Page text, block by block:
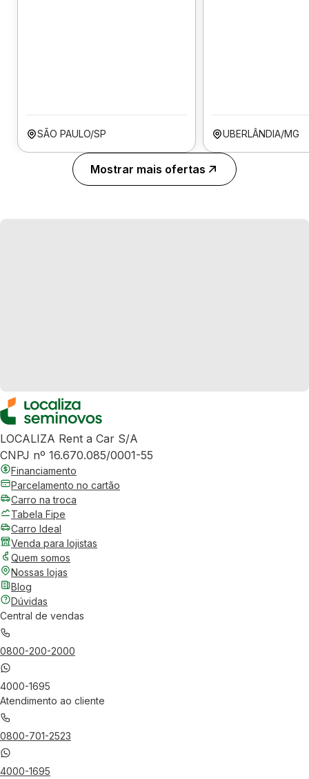
SÃO PAULO/SP UBERLÂNDIA/MG
Mostrar mais ofertas
LOCALIZA Rent a Car S/A
CNPJ nº 16.670.085/0001-55
Financiamento
Parcelamento no cartão
Carro na troca
Tabela Fipe
Carro Ideal
Venda para lojistas
Quem somos
Nossas lojas
Blog
Dúvidas
Central de vendas
0800-200-2000
4000-1695
Atendimento ao cliente
0800-701-2523
4000-1695